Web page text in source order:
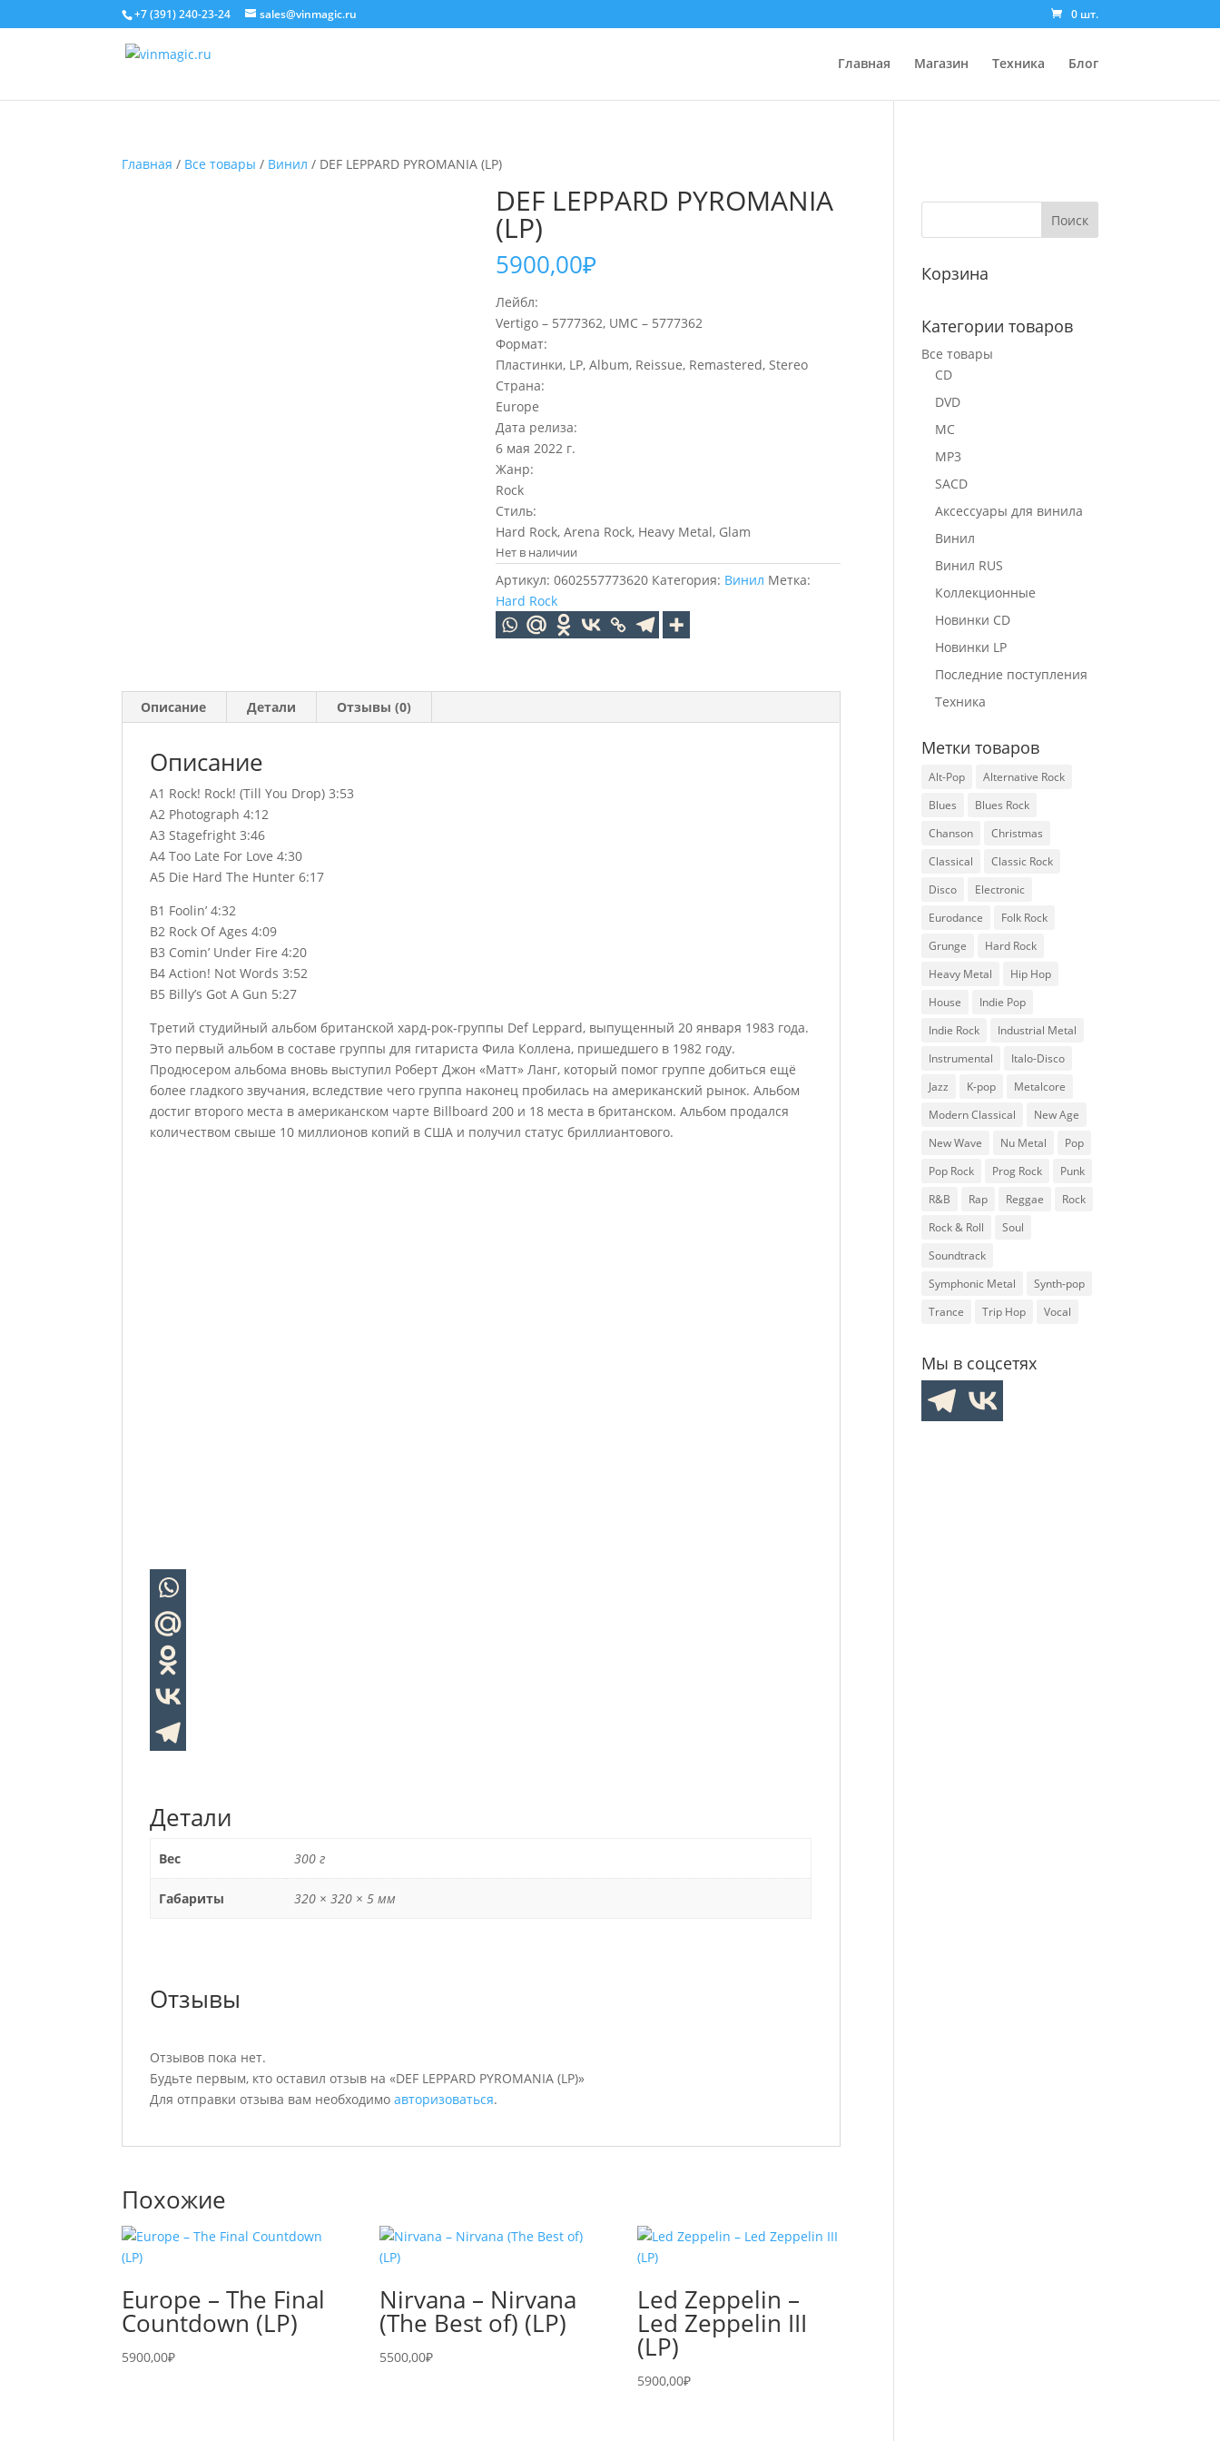
+7 (391) 240-23-24 sales@vinmagic.ru 0 шт.
Главная Магазин Техника Блог
Главная / Все товары / Винил / DEF LEPPARD PYROMANIA (LP)
DEF LEPPARD PYROMANIA
(LP)
5900,00₽
Лейбл:
Vertigo – 5777362, UMC – 5777362
Формат:
Пластинки, LP, Album, Reissue, Remastered, Stereo
Страна:
Europe
Дата релиза:
6 мая 2022 г.
Жанр:
Rock
Стиль:
Hard Rock, Arena Rock, Heavy Metal, Glam
Нет в наличии
Артикул:0602557773620 Категория: Винил Метка:
Hard Rock
Описание Детали Отзывы (0)
Описание
A1 Rock! Rock! (Till You Drop) 3:53
A2 Photograph 4:12
A3 Stagefright 3:46
A4 Too Late For Love 4:30
A5 Die Hard The Hunter 6:17
B1 Foolin’ 4:32
B2 Rock Of Ages 4:09
B3 Comin’ Under Fire 4:20
B4 Action! Not Words 3:52
B5 Billy’s Got A Gun 5:27
Третий студийный альбом британской хард-рок-группы Def Leppard, выпущенный 20 января 1983 года.
Это первый альбом в составе группы для гитариста Фила Коллена, пришедшего в 1982 году.
Продюсером альбома вновь выступил Роберт Джон «Матт» Ланг, который помог группе добиться ещё
более гладкого звучания, вследствие чего группа наконец пробилась на американский рынок. Альбом
достиг второго места в американском чарте Billboard 200 и 18 места в британском. Альбом продался
количеством свыше 10 миллионов копий в США и получил статус бриллиантового.
Детали
Вес 300 г
Габариты 320 × 320 × 5 мм
Отзывы
Отзывов пока нет.
Будьте первым, кто оставил отзыв на «DEF LEPPARD PYROMANIA (LP)»
Для отправки отзыва вам необходимоавторизоваться.
Похожие
Europe – The Final
Countdown (LP)
5900,00₽
Nirvana – Nirvana
(The Best of) (LP)
5500,00₽
Led Zeppelin –
Led Zeppelin III
(LP)
5900,00₽
Корзина
Категории товаров
Все товары
CD
DVD
MC
MP3
SACD
Аксессуары для винила
Винил
Винил RUS
Коллекционные
Новинки CD
Новинки LP
Последние поступления
Техника
Метки товаров
Alt-Pop
Alternative Rock
Blues
Blues Rock
Chanson
Christmas
Classical
Classic Rock
Disco
Electronic
Eurodance
Folk Rock
Grunge
Hard Rock
Heavy Metal
Hip Hop
House
Indie Pop
Indie Rock
Industrial Metal
Instrumental
Italo-Disco
Jazz
K-pop
Metalcore
Modern Classical
New Age
New Wave
Nu Metal
Pop
Pop Rock
Prog Rock
Punk
R&B
Rap Reggae
Rock
Rock & Roll
Soul
Soundtrack
Symphonic Metal
Synth-pop
Trance
Trip Hop Vocal
Мы в соцсетях